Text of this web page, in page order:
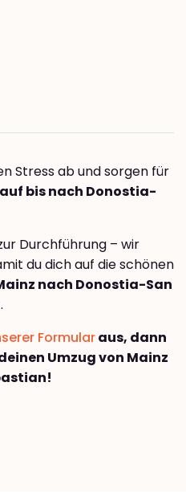
Stress ab und sorgen für
bis nach Donostia-
Durchführung – wir
du dich auf die schönen
nach Donostia-San
Formularaus, dann
Umzug von Mainz